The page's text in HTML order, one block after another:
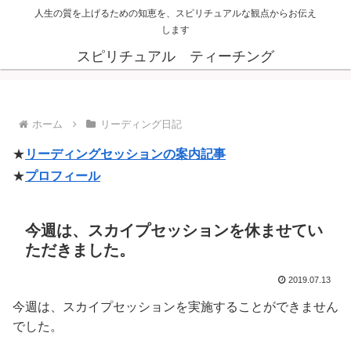
人生の質を上げるための知恵を、スピリチュアルな観点からお伝え
します
スピリチュアル ティーチング
ホーム リーディング日記
★ リーディングセッションの案内記事
★プロフィール
今週は、スカイプセッションを休ませてい
ただきました。
2019.07.13
今週は、スカイプセッションを実施することができません
でした。